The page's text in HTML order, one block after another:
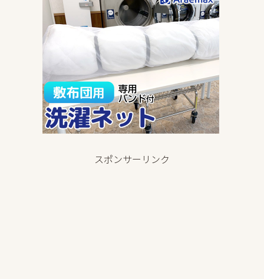
スポンサーリンク